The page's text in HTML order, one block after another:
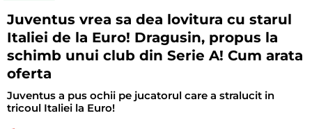
Juventus vrea sa dea lovitura cu starul
Italiei de la Euro! Dragusin, propus la
schimb unui club din Serie A! Cum arata
oferta
Juventus a pus ochii pe jucatorul care a stralucit in
tricoul Italiei la Euro!